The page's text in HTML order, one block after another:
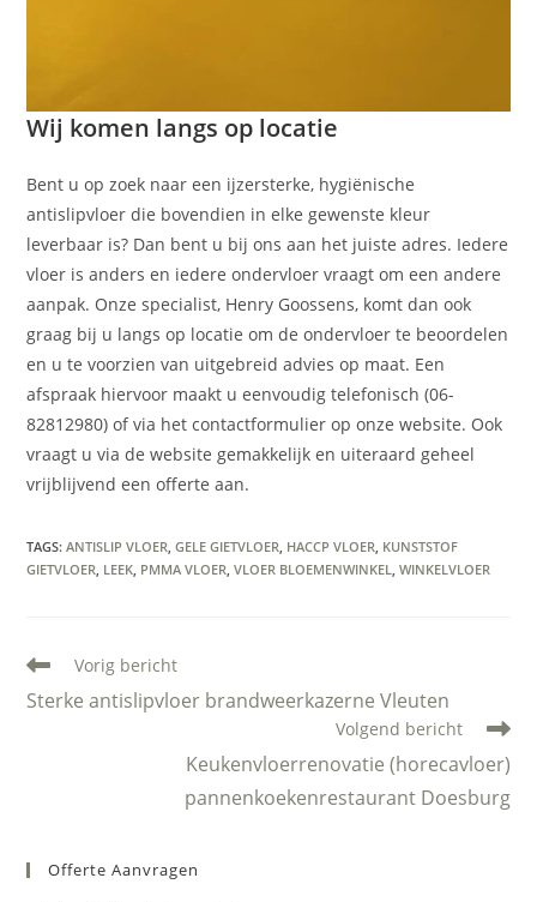
Wij komen langs op locatie
Bent u op zoek naar een ijzersterke, hygiënische
antislipvloer die bovendien in elke gewenste kleur
leverbaar is? Dan bent u bij ons aan het juiste adres. Iedere
vloer is anders en iedere ondervloer vraagt om een andere
aanpak. Onze specialist, Henry Goossens, komt dan ook
graag bij u langs op locatie om de ondervloer te beoordelen
en u te voorzien van uitgebreid advies op maat. Een
afspraak hiervoor maakt u eenvoudig telefonisch (06-
82812980) of via het contactformulier op onze website. Ook
vraagt u via de website gemakkelijk en uiteraard geheel
vrijblijvend een offerte aan.
TAGS:ANTISLIP VLOER GELE GIETVLOER HACCP VLOER KUNSTSTOF
GIETVLOER LEEK PMMA VLOER VLOER BLOEMENWINKEL WINKELVLOER
Lees
meer
artikelen
Vorig bericht
Sterke antislipvloer brandweerkazerne Vleuten
Volgend bericht
Keukenvloerrenovatie (horecavloer)
pannenkoekenrestaurant Doesburg
Offerte Aanvragen